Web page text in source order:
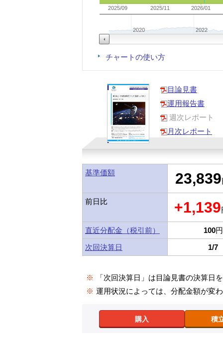
2025/09 2025/11 2026/01
2020 2022
チャートの使い方
目論見書
運用報告書
週次レポート
月次レポート
基準価額 23,839
前日比 +1,139
直近分配金（税引前） 100円
次回決算日
1/7
※
「次回決算日」は目論見書の決算日
※ 運用状況によっては、分配金額が変
購入 積